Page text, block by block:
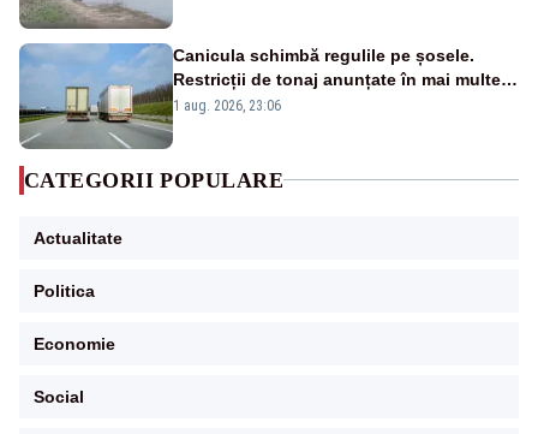
Canicula schimbă regulile pe șosele.
Restricții de tonaj anunțate în mai multe
județe
1 aug. 2026, 23:06
CATEGORII POPULARE
Actualitate
Politica
Economie
Social